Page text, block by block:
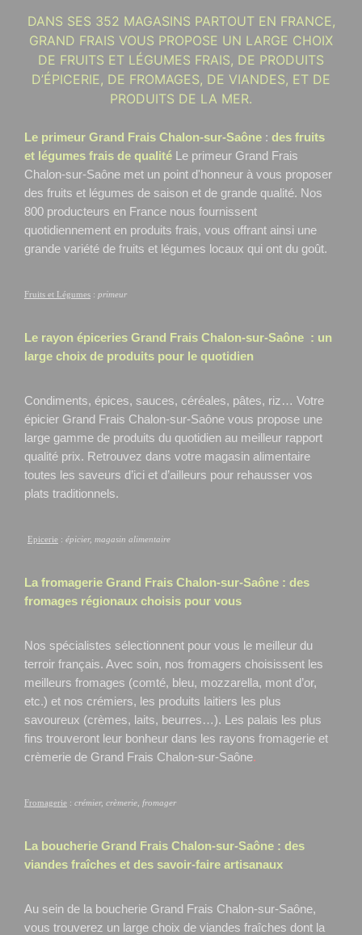
DANS SES 352 MAGASINS PARTOUT EN FRANCE,
GRAND FRAIS VOUS PROPOSE UN LARGE CHOIX
DE FRUITS ET LÉGUMES FRAIS, DE PRODUITS
D’ÉPICERIE, DE FROMAGES, DE VIANDES, ET DE
PRODUITS DE LA MER.
Le primeur Grand Frais Chalon-sur-Saône : des fruits
et légumes frais de qualité Le primeur Grand Frais
Chalon-sur-Saône met un point d'honneur à vous proposer
des fruits et légumes de saison et de grande qualité. Nos
800 producteurs en France nous fournissent
quotidiennement en produits frais, vous offrant ainsi une
grande variété de fruits et légumes locaux qui ont du goût.
Fruits et Légumes : primeur
Le rayon épiceries Grand Frais Chalon-sur-Saône : un
large choix de produits pour le quotidien
Condiments, épices, sauces, céréales, pâtes, riz… Votre
épicier Grand Frais Chalon-sur-Saône vous propose une
large gamme de produits du quotidien au meilleur rapport
qualité prix. Retrouvez dans votre magasin alimentaire
toutes les saveurs d’ici et d’ailleurs pour rehausser vos
plats traditionnels.
Epicerie : épicier, magasin alimentaire
La fromagerie Grand Frais Chalon-sur-Saône : des
fromages régionaux choisis pour vous
Nos spécialistes sélectionnent pour vous le meilleur du
terroir français. Avec soin, nos fromagers choisissent les
meilleurs fromages (comté, bleu, mozzarella, mont d’or,
etc.) et nos crémiers, les produits laitiers les plus
savoureux (crèmes, laits, beurres…). Les palais les plus
fins trouveront leur bonheur dans les rayons fromagerie et
crèmerie de Grand Frais Chalon-sur-Saône.
Fromagerie : crémier, crèmerie, fromager
La boucherie Grand Frais Chalon-sur-Saône : des
viandes fraîches et des savoir-faire artisanaux
Au sein de la boucherie Grand Frais Chalon-sur-Saône,
vous trouverez un large choix de viandes fraîches dont la